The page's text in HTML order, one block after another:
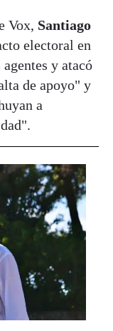
Vox, Santiago
electoral en
y atacó
de apoyo" y
a